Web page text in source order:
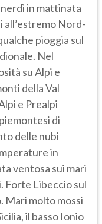
in mattinata
all’estremo Nord-
pioggia sul
Nel
su Alpi e
della Val
e Prealpi
di
delle nubi
in
ventosa sui mari
Forte Libeccio sul
Mari molto mossi
il basso Ionio